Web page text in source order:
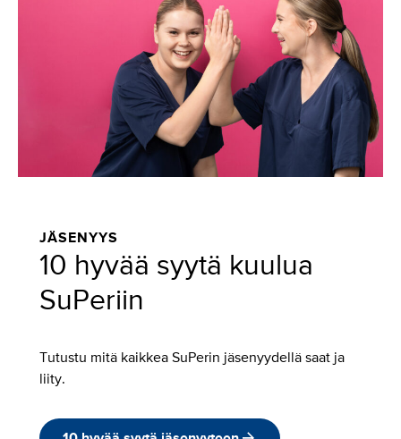
JÄSENYYS
10 hyvää syytä kuulua
SuPeriin
Tutustu mitä kaikkea SuPerin jäsenyydellä saat ja
liity.